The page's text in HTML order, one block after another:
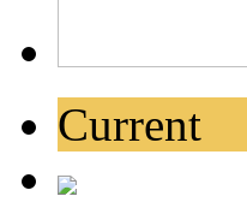
Current